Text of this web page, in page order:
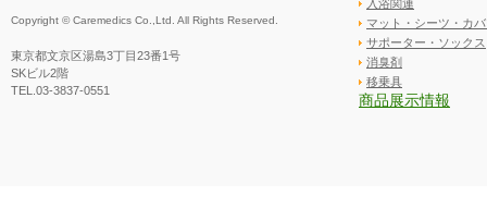
Copyright © Caremedics Co.,Ltd. All Rights Reserved.
東京都文京区湯島3丁目23番1号
SKビル2階
TEL.03-3837-0551
入浴関連
マット・シーツ・カ
サポーター・ソックス
消臭剤
移乗具
商品展示情報